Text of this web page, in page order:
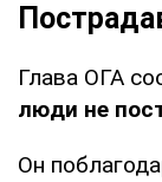
Глава ОГА
люди не
Он